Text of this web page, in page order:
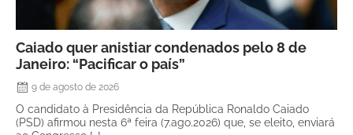
Caiado quer anistiar condenados pelo 8 de
Janeiro: “Pacificar o país”
9 de agosto de 2026
O candidato à Presidência da República Ronaldo Caiado
(PSD) afirmou nesta 6ª feira (7.ago.2026) que, se eleito, enviará